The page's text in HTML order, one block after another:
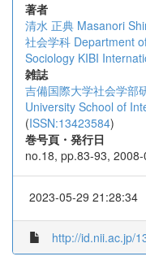
著者
清水 正典 Masanori
社会学科 Department
Sociology KIBI
雑誌
吉備国際大学社会学部
University School of
(ISSN:13423584)
巻号頁・発行日
no.18, pp.83-93, 2008-
2023-05-29 21:28:34
http://id.nii.ac.jp/